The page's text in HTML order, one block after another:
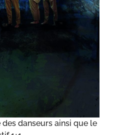
danseurs ainsi que le